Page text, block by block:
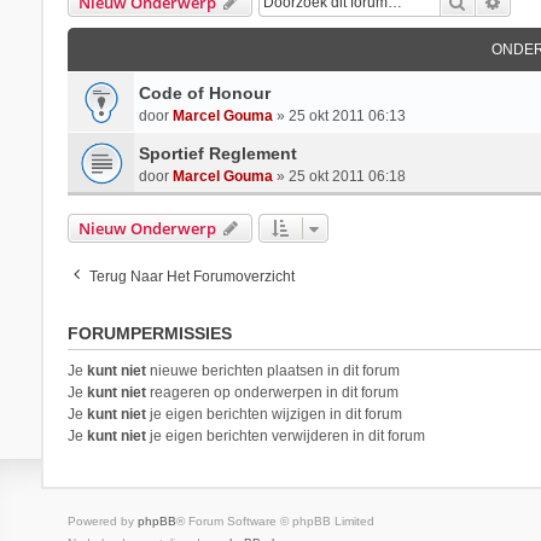
Code of Honour
door Marcel Gouma» 25 okt 2011 06:13
Sportief Reglement
door Marcel Gouma» 25 okt 2011 06:18
Nieuw Onderwerp
Terug Naar Het Forumoverzicht
FORUMPERMISSIES
Je kunt nietnieuwe berichten plaatsen in dit forum
Je kunt nietreageren op onderwerpen in dit forum
Je kunt nietje eigen berichten wijzigen in dit forum
Je kunt nietje eigen berichten verwijderen in dit forum
Powered by phpBB® Forum Software © phpBB Limited